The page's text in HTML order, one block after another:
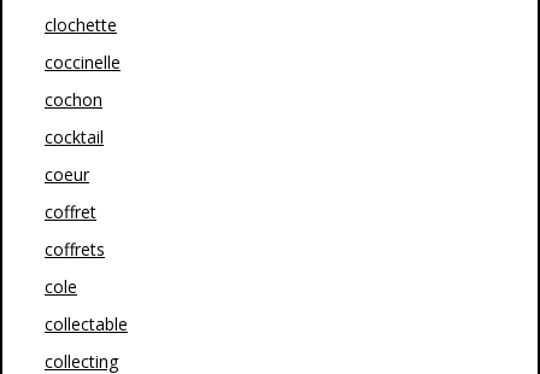
clochette
coccinelle
cochon
cocktail
coeur
coffret
coffrets
cole
collectable
collecting